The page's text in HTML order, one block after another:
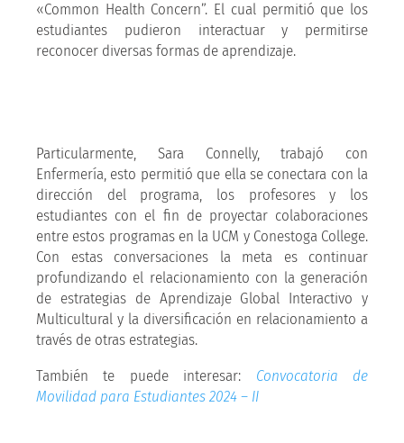
«Common Health Concern”. El cual permitió que los
estudiantes pudieron interactuar y permitirse
reconocer diversas formas de aprendizaje.
Particularmente, Sara Connelly, trabajó con
Enfermería, esto permitió que ella se conectara con la
dirección del programa, los profesores y los
estudiantes con el fin de proyectar colaboraciones
entre estos programas en la UCM y Conestoga College.
Con estas conversaciones la meta es continuar
profundizando el relacionamiento con la generación
de estrategias de Aprendizaje Global Interactivo y
Multicultural y la diversificación en relacionamiento a
través de otras estrategias.
También te puede interesar: Convocatoria de
Movilidad para Estudiantes 2024 – II